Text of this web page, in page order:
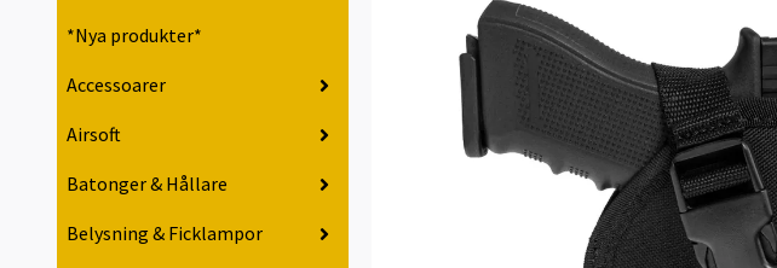
*Nya produkter*
Accessoarer
Airsoft
Batonger & Hållare
Belysning & Ficklampor